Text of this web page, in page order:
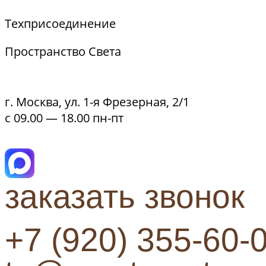
Техприсоединение
Пространство Света
г. Москва, ул. 1-я Фрезерная, 2/1
с 09.00 — 18.00 пн-пт
заказать звонок
+7 (920) 355-60-